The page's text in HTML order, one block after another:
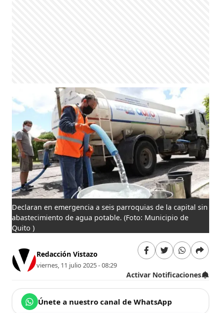
Declaran en emergencia a seis parroquias de la capital sin
abastecimiento de agua potable.(Foto: Municipio de
Quito )
Redacción Vistazo
viernes, 11 julio 2025 - 08:29
Activar Notificaciones
Únete a nuestro canal de WhatsApp